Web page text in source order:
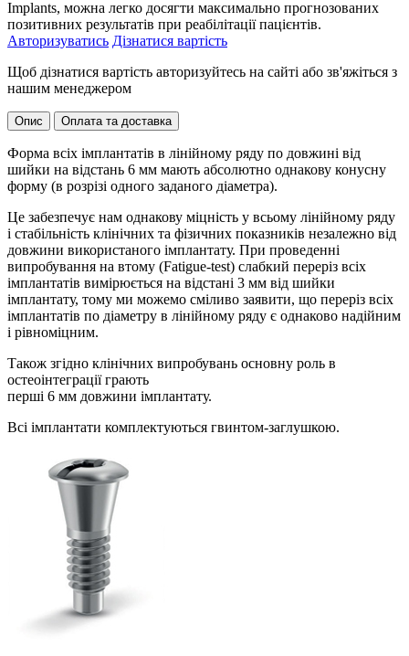
Implants, можна легко досягти максимально прогнозованих
позитивних результатів при реабілітації пацієнтів.
Авторизуватись Дізнатися вартість
Щоб дізнатися вартість авторизуйтесь на сайті або зв'яжіться з
нашим менеджером
Опис Оплата та доставка
Форма всіх імплантатів в лінійному ряду по довжині від
шийки на відстань 6 мм мають абсолютно однакову конусну
форму (в розрізі одного заданого діаметра).
Це забезпечує нам однакову міцність у всьому лінійному ряду
і стабільність клінічних та фізичних показників незалежно від
довжини використаного імплантату. При проведенні
випробування на втому (Fatigue-test) слабкий переріз всіх
імплантатів вимірюється на відстані 3 мм від шийки
імплантату, тому ми можемо сміливо заявити, що переріз всіх
імплантатів по діаметру в лінійному ряду є однаково надійним
і рівноміцним.
Також згідно клінічних випробувань основну роль в
остеоінтеграції грають
перші 6 мм довжини імплантату.
Всі імплантати комплектуються гвинтом-заглушкою.